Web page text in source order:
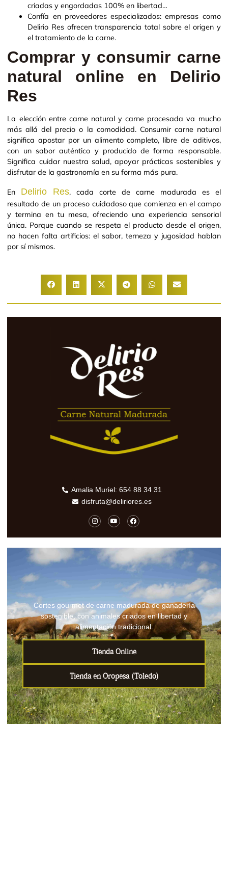
criadas y engordadas 100% en libertad…
Confía en proveedores especializados: empresas como
Delirio Res ofrecen transparencia total sobre el origen y
el tratamiento de la carne.
Comprar y consumir carne
natural online en Delirio
Res
La elección entre carne natural y carne procesada va mucho
más allá del precio o la comodidad. Consumir carne natural
significa apostar por un alimento completo, libre de aditivos,
con un sabor auténtico y producido de forma responsable.
Significa cuidar nuestra salud, apoyar prácticas sostenibles y
disfrutar de la gastronomía en su forma más pura.
En Delirio Res, cada corte de carne madurada es el
resultado de un proceso cuidadoso que comienza en el campo
y termina en tu mesa, ofreciendo una experiencia sensorial
única. Porque cuando se respeta el producto desde el origen,
no hacen falta artificios: el sabor, terneza y jugosidad hablan
por sí mismos.
Amalia Muriel: 654 88 34 31
disfruta@deliriores.es
Cortes gourmet de carne madurada de ganadería
sostenible, con animales criados en libertad y
alimentación tradicional.
Tienda Online
Tienda en Oropesa (Toledo)